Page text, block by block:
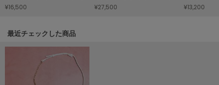
ウサギヴィンテージ
¥16,500 ¥27,500 ¥13,200
関連記事
最近チェックした商品